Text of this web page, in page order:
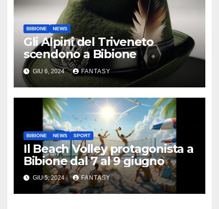
BIBIONE NEWS
Gli Alpini del Triveneto
scendono a Bibione
GIU 6, 2024 FANTASY
BIBIONE NEWS SPORT
Il Beach Volley protagonista a
Bibione dal 7 al 9 giugno
GIU 5, 2024 FANTASY